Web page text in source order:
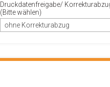
Druckdatenfreigabe/
(Bitte wählen)
ohne Korrekturabzug